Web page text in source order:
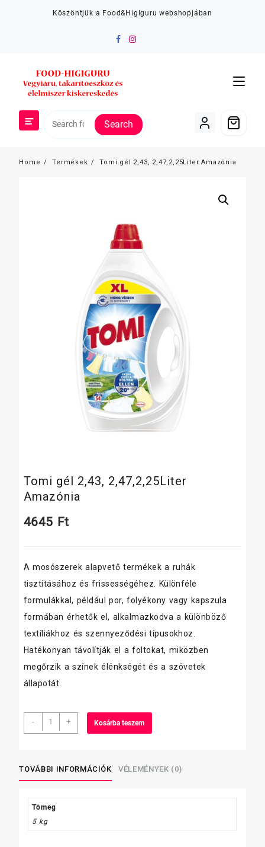
Köszöntjük a Food&Higiguru webshopjában
Search
Home Termékek Tomi gél 2,43, 2,47,2,25Liter Amazónia
Tomi gél 2,43, 2,47,2,25Liter
Amazónia
4645 Ft
A mosószerek alapvető termékek a ruhák
tisztításához és frissességéhez. Különféle
formulákkal, például por, folyékony vagy kapszula
formában érhetők el, alkalmazkodva a különböző
textíliákhoz és szennyeződési típusokhoz.
Hatékonyan távolítják el a foltokat, miközben
megőrzik a színek élénkségét és a szövetek
állapotát.
-
Tomi
gél
Amazónia
mennyiség
+ Kosárba teszem
TOVÁBBI INFORMÁCIÓK VÉLEMÉNYEK (0)
Tömeg
5 kg